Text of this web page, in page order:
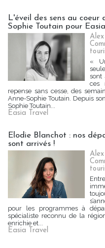
L'éveil des sens au coeur
Sophie Toutain pour
«
sont
ces
repense sans cesse, des
Anne-Sophie Toutain. Depuis
Sophie Toutain...
Easia Travel
Elodie Blanchot : nos
sont arrivés !
pour les programmes à
spécialiste reconnu de la
enrichie et...
Easia Travel